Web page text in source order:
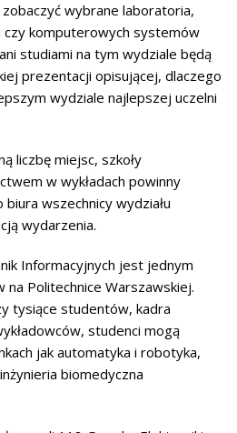
wybrane laboratoria,
komputerowych systemów
studiami na tym wydziale będą
prezentacji opisującej, dlaczego
wydziale najlepszej uczelni
liczbę miejsc, szkoły
w wykładach powinny
biura wszechnicy wydziału
wydarzenia.
Informacyjnych jest jednym
na Politechnice Warszawskiej.
tysiące studentów, kadra
studenci mogą
jak automatyka i robotyka,
biomedyczna